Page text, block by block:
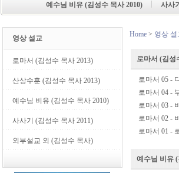
예수님 비유 (김성수 목사 2010) 사사
영상 설교
로마서 (김성수 목사 2013)
산상수훈 (김성수 목사 2013)
예수님 비유 (김성수 목사 2010)
사사기 (김성수 목사 2011)
외부설교 외 (김성수 목사)
Home > 영상 설
로마서 (김성
로마서 05 -
로마서 04 -
로마서 03 -
로마서 02 -
로마서 01 -
예수님 비유